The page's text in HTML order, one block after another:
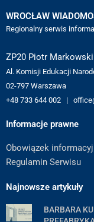
WROCŁAW
Regionalny serwis
ZP20 Piotr Markowski
Al. Komisji Edukacji
02-797 Warszawa
+48 733 644 002 |
Informacje prawne
Obowiązek
Regulamin Serwisu
Najnowsze artykuły
BARBARA